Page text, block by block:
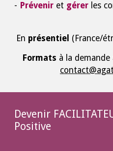
- Prévenir et gérer les
En présentiel (France/
Formats à la
Devenir
Positive